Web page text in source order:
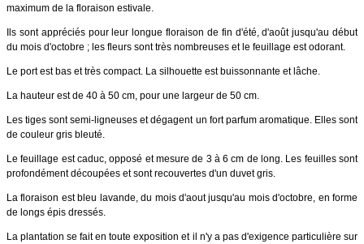
maximum de la floraison estivale.
Ils sont appréciés pour leur longue floraison de fin d'été, d'août jusqu'au début
du mois d'octobre ; les fleurs sont très nombreuses et le feuillage est odorant.
Le port est bas et très compact. La silhouette est buissonnante et lâche.
La hauteur est de 40 à 50 cm, pour une largeur de 50 cm.
Les tiges sont semi-ligneuses et dégagent un fort parfum aromatique. Elles sont
de couleur gris bleuté.
Le feuillage est caduc, opposé et mesure de 3 à 6 cm de long. Les feuilles sont
profondément découpées et sont recouvertes d'un duvet gris.
La floraison est bleu lavande, du mois d'aout jusqu'au mois d'octobre, en forme
de longs épis dressés.
La plantation se fait en toute exposition et il n'y a pas d'exigence particulière sur